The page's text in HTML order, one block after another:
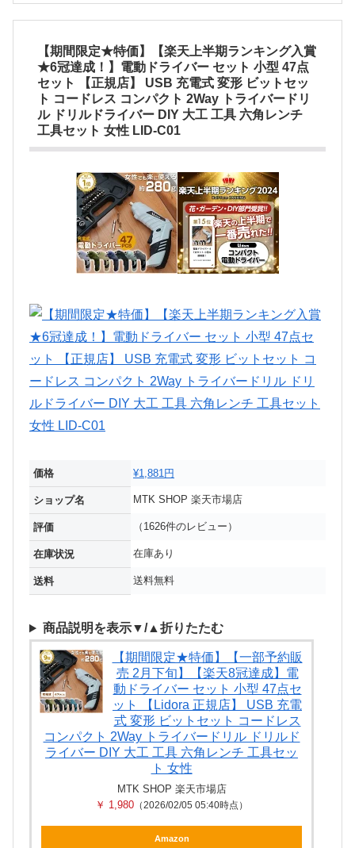
【期間限定★特価】【楽天上半期ランキング入賞
★6冠達成！】電動ドライバー セット 小型 47点
セット 【正規店】 USB 充電式 変形 ビットセッ
ト コードレス コンパクト 2Way トライバードリ
ル ドリルドライバー DIY 大工 工具 六角レンチ
工具セット 女性 LID-C01
価格 ¥1,881円
ショップ名 MTK SHOP 楽天市場店
評価 （1626件のレビュー）
在庫状況 在庫あり
送料 送料無料
商品説明を表示▼/▲折りたたむ
【期間限定★特価】【一部予約販
売 2月下旬】【楽天8冠達成】電
動ドライバー セット 小型 47点セ
ット 【Lidora 正規店】 USB 充電
式 変形 ビットセット コードレス
コンパクト 2Way トライバードリル ドリルド
ライバー DIY 大工 工具 六角レンチ 工具セッ
ト 女性
MTK SHOP 楽天市場店
￥ 1,980 （2026/02/05 05:40時点）
Amazon